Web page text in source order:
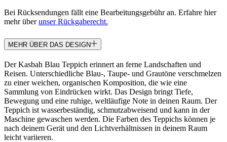
Bei Rücksendungen fällt eine Bearbeitungsgebühr an. Erfahre hier
mehr überunser Rückgaberecht.
MEHR ÜBER DAS DESIGN
Der Kasbah Blau Teppich erinnert an ferne Landschaften und
Reisen. Unterschiedliche Blau-, Taupe- und Grautöne verschmelzen
zu einer weichen, organischen Komposition, die wie eine
Sammlung von Eindrücken wirkt. Das Design bringt Tiefe,
Bewegung und eine ruhige, weltläufige Note in deinen Raum. Der
Teppich ist wasserbeständig, schmutzabweisend und kann in der
Maschine gewaschen werden. Die Farben des Teppichs können je
nach deinem Gerät und den Lichtverhältnissen in deinem Raum
leicht variieren.